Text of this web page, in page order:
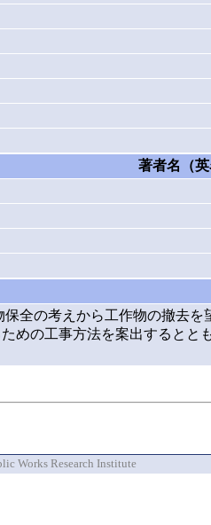
著者名（英
全の考えから工作物の撤去
めの工事方法を案出するとと
Works Research Institute